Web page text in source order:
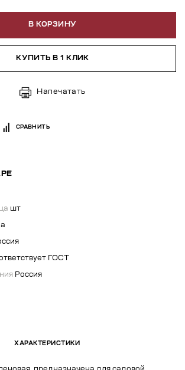
В КОРЗИНУ
КУПИТЬ В 1 КЛИК
Напечатать
СРАВНИТЬ
шт
ГОСТ
Россия
ХАРАКТЕРИСТИКИ